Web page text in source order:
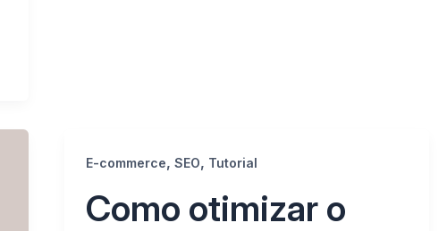
E-commerce, SEO, Tutorial
Como otimizar o